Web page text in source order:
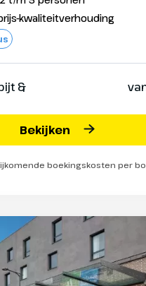
kwaliteitverhouding
&
Bekijken
boekingskosten per